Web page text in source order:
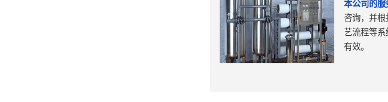
本公司的服
咨询，并
艺流程等系
有效。